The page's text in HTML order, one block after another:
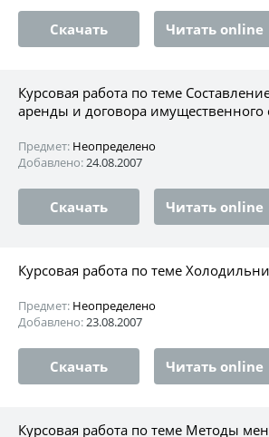
Скачать Читать online
Курсовая работа по теме
аренды и договора имущественного
Предмет: Неопределено
Добавлено:24.08.2007
Скачать Читать online
Курсовая работа по теме
Предмет: Неопределено
Добавлено:23.08.2007
Скачать Читать online
Курсовая работа по теме Методы